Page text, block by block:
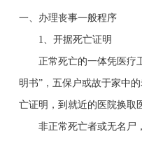
一、 办理丧事一般程序
1、开据死亡证明
正常死亡的一体凭医疗
明书”，五保户或故于家中
亡证明，到就近的医院换取
非正常死亡者或无名尸